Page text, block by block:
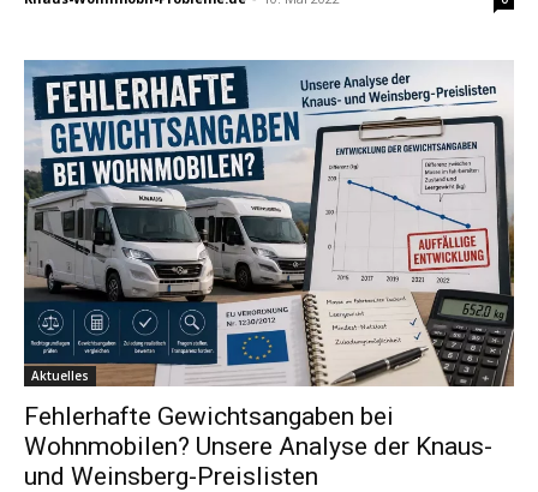
Aktuelles
Fehlerhafte Gewichtsangaben bei
Wohnmobilen? Unsere Analyse der Knaus-
und Weinsberg-Preislisten